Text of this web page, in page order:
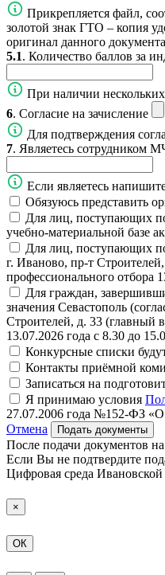
Прикрепляется файл,
золотой знак ГТО – копия
оригинал данного
5.1. Количество баллов за
При наличии
6. Согласие на зачисление
Для подтверждения
7. Являетесь сотрудником
Если являетесь
Обязуюсь представить
Для лиц, поступающих
учебно-материальной базе
Для лиц, поступающих
г. Иваново, пр-т
профессионального отбора
Для граждан,
значения Севастополь
Строителей, д. 33 (главный
13.07.2026 года с 8.30 до
Конкурсные списки
Контакты приёмной
Записаться на
Я принимаю условия
27.07.2006 года №152-ФЗ
Отмена
Подать документы
После подачи документов
Если Вы не подтвердите
Цифровая среда
×
ОК